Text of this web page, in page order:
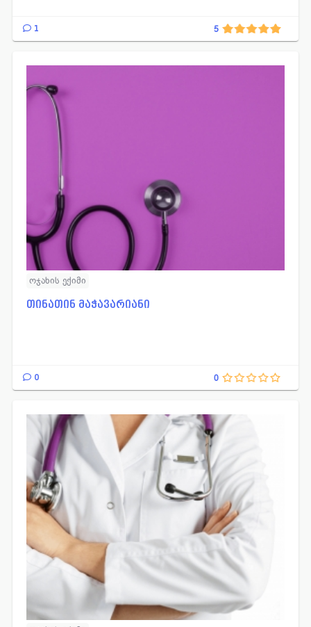
1 5
ოჯახის ექიმი
თინათინ მაჭავარიანი
0 0